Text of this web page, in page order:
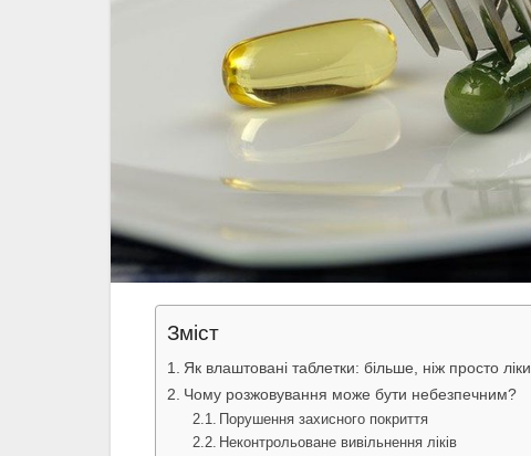
Зміст
Як влаштовані таблетки: більше, ніж просто ліки
Чому розжовування може бути небезпечним?
Порушення захисного покриття
Неконтрольоване вивільнення ліків